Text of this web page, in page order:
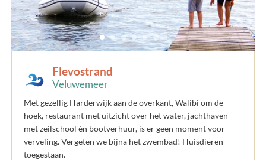
Flevostrand
Veluwemeer
Met gezellig Harderwijk aan de overkant, Walibi om de
hoek, restaurant met uitzicht over het water, jachthaven
met zeilschool én bootverhuur, is er geen moment voor
verveling. Vergeten we bijna het zwembad! Huisdieren
toegestaan.